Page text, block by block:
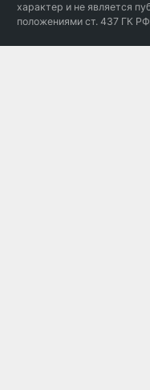
характер и не является
положениями ст. 437 ГК